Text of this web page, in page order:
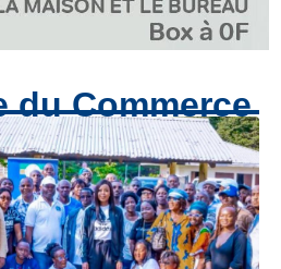
du Commerce